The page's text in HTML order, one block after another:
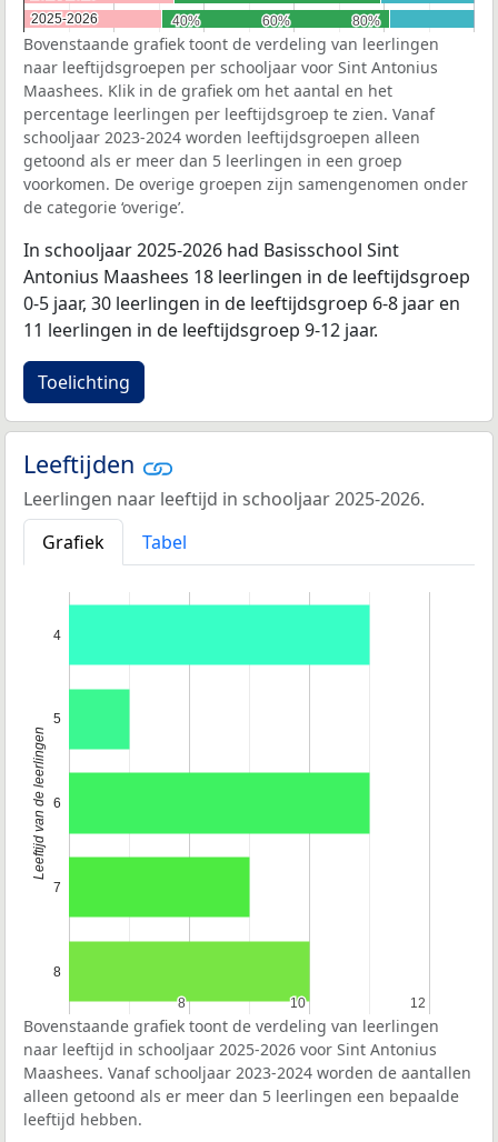
40%
40% 60%
60% 80%
80%
2025-2026
2025-2026
Bovenstaande grafiek toont de verdeling van leerlingen
naar leeftijdsgroepen per schooljaar voor Sint Antonius
Maashees. Klik in de grafiek om het aantal en het
percentage leerlingen per leeftijdsgroep te zien. Vanaf
schooljaar 2023-2024 worden leeftijdsgroepen alleen
getoond als er meer dan 5 leerlingen in een groep
voorkomen. De overige groepen zijn samengenomen onder
de categorie ‘overige’.
In schooljaar 2025-2026 had Basisschool Sint
Antonius Maashees 18 leerlingen in de leeftijdsgroep
0-5 jaar, 30 leerlingen in de leeftijdsgroep 6-8 jaar en
11 leerlingen in de leeftijdsgroep 9-12 jaar.
Toelichting
Leeftijden
Leerlingen naar leeftijd in schooljaar 2025-2026.
Grafiek
Tabel
8
8 10
10 12
12
4
5
6
7
8
Leeftijd van de leerlingen
Bovenstaande grafiek toont de verdeling van leerlingen
naar leeftijd in schooljaar 2025-2026 voor Sint Antonius
Maashees. Vanaf schooljaar 2023-2024 worden de aantallen
alleen getoond als er meer dan 5 leerlingen een bepaalde
leeftijd hebben.